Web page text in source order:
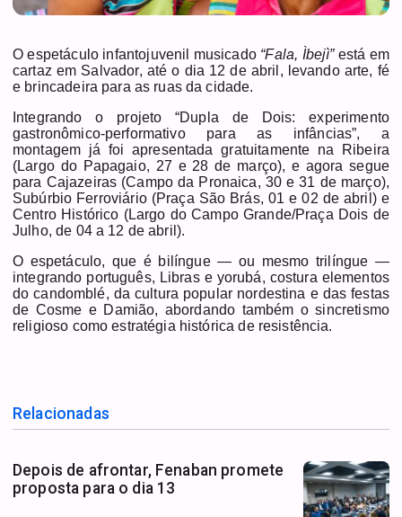
O espetáculo infantojuvenil musicado “Fala, Ìbejì”está em
cartaz em Salvador, até o dia 12 de abril, levando arte, fé
e brincadeira para as ruas da cidade.
Integrando o projeto “Dupla de Dois: experimento
gastronômico-performativo para as infâncias”, a
montagem já foi apresentada gratuitamente na Ribeira
(Largo do Papagaio, 27 e 28 de março), e agora segue
para Cajazeiras (Campo da Pronaica, 30 e 31 de março),
Subúrbio Ferroviário (Praça São Brás, 01 e 02 de abril) e
Centro Histórico (Largo do Campo Grande/Praça Dois de
Julho, de 04 a 12 de abril).
O espetáculo, que é bilíngue — ou mesmo trilíngue —
integrando português, Libras e yorubá, costura elementos
do candomblé, da cultura popular nordestina e das festas
de Cosme e Damião, abordando também o sincretismo
religioso como estratégia histórica de resistência.
Relacionadas
Depois de afrontar, Fenaban promete
proposta para o dia 13